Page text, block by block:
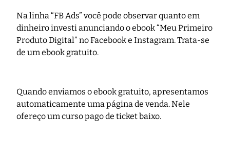
Na linha “FB Ads” você pode observar quanto em
dinheiro investi anunciando o ebook “Meu Primeiro
Produto Digital” no Facebook e Instagram. Trata-se
de um ebook gratuito.
Quando enviamos o ebook gratuito, apresentamos
automaticamente uma página de venda. Nele
ofereço um curso pago de ticket baixo.